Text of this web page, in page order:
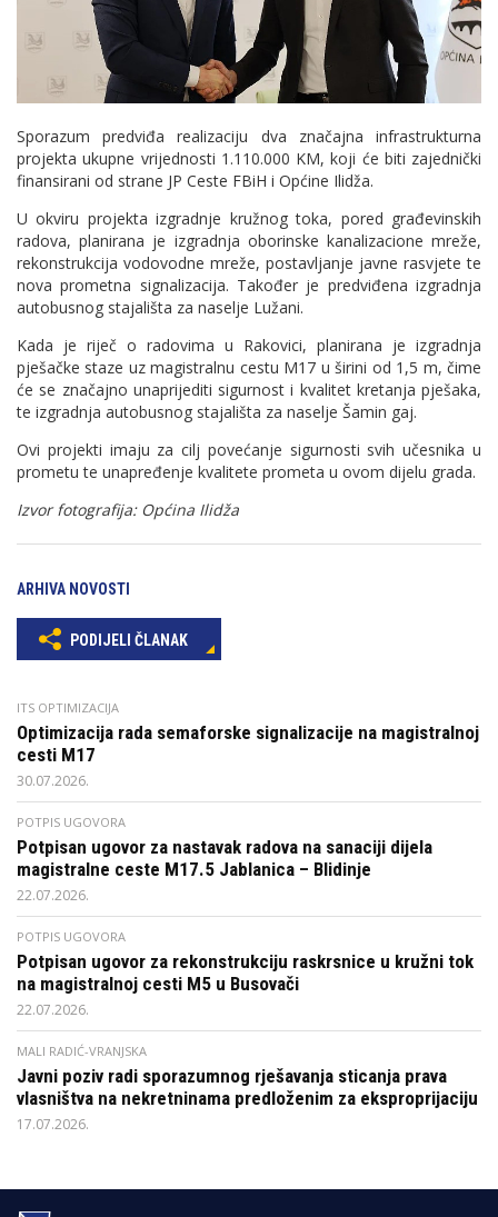
Sporazum predviđa realizaciju dva značajna infrastrukturna
projekta ukupne vrijednosti 1.110.000 KM, koji će biti zajednički
finansirani od strane JP Ceste FBiH i Općine Ilidža.
U okviru projekta izgradnje kružnog toka, pored građevinskih
radova, planirana je izgradnja oborinske kanalizacione mreže,
rekonstrukcija vodovodne mreže, postavljanje javne rasvjete te
nova prometna signalizacija. Također je predviđena izgradnja
autobusnog stajališta za naselje Lužani.
Kada je riječ o radovima u Rakovici, planirana je izgradnja
pješačke staze uz magistralnu cestu M17 u širini od 1,5 m, čime
će se značajno unaprijediti sigurnost i kvalitet kretanja pješaka,
te izgradnja autobusnog stajališta za naselje Šamin gaj.
Ovi projekti imaju za cilj povećanje sigurnosti svih učesnika u
prometu te unapređenje kvalitete prometa u ovom dijelu grada.
Izvor fotografija: Općina Ilidža
ARHIVA NOVOSTI
PODIJELI ČLANAK
ITS OPTIMIZACIJA
Optimizacija rada semaforske signalizacije na magistralnoj
cesti M17
30.07.2026.
POTPIS UGOVORA
Potpisan ugovor za nastavak radova na sanaciji dijela
magistralne ceste M17.5 Jablanica – Blidinje
22.07.2026.
POTPIS UGOVORA
Potpisan ugovor za rekonstrukciju raskrsnice u kružni tok
na magistralnoj cesti M5 u Busovači
22.07.2026.
MALI RADIĆ-VRANJSKA
Javni poziv radi sporazumnog rješavanja sticanja prava
vlasništva na nekretninama predloženim za eksproprijaciju
17.07.2026.